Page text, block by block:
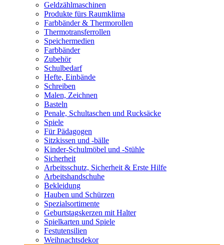
Geldzählmaschinen
Produkte fürs Raumklima
Farbbänder & Thermorollen
Thermotransferrollen
Speichermedien
Farbbänder
Zubehör
Schulbedarf
Hefte, Einbände
Schreiben
Malen, Zeichnen
Basteln
Penale, Schultaschen und Rucksäcke
Spiele
Für Pädagogen
Sitzkissen und -bälle
Kinder-Schulmöbel und -Stühle
Sicherheit
Arbeitsschutz, Sicherheit & Erste Hilfe
Arbeitshandschuhe
Bekleidung
Hauben und Schürzen
Spezialsortimente
Geburtstagskerzen mit Halter
Spielkarten und Spiele
Festutensilien
Weihnachtsdekor